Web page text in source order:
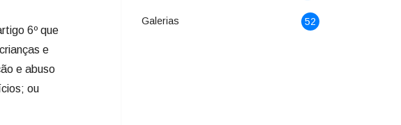
6º que
e
e abuso
ou
Galerias 52